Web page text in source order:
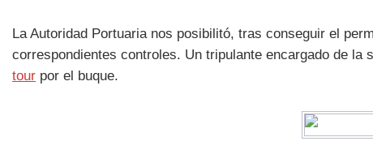
La Autoridad Portuaria nos posibilitó, tras conseguir el
correspondientes controles. Un tripulante encargado de la
tour por el buque.